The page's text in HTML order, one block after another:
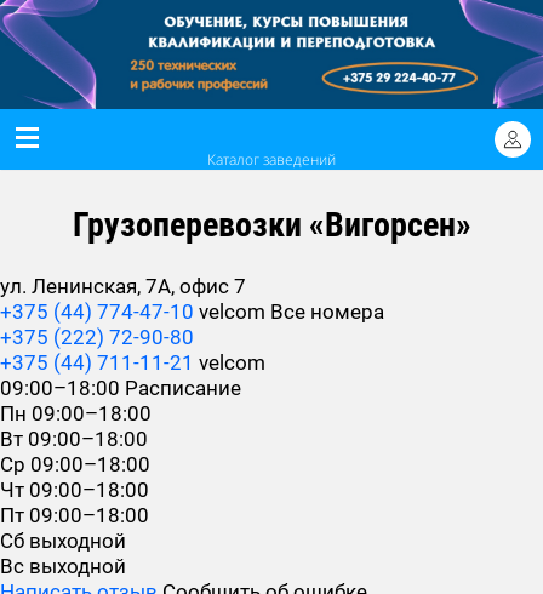
Каталог заведений
Грузоперевозки «Вигорсен»
ул. Ленинская, 7А, офис 7
+375 (44) 774-47-10 velcom Все номера
+375 (222) 72-90-80
+375 (44) 711-11-21 velcom
09:00–18:00 Расписание
Пн 09:00–18:00
Вт 09:00–18:00
Ср 09:00–18:00
Чт 09:00–18:00
Пт 09:00–18:00
Сб выходной
Вс выходной